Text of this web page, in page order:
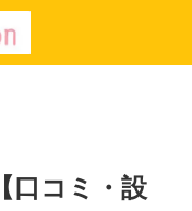
口コミ・設